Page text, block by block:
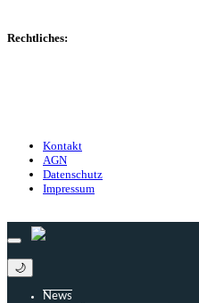
Rechtliches:
Kontakt
AGN
Datenschutz
Impressum
🌙
News